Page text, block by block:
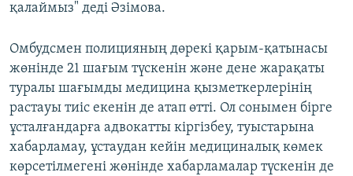
қалаймыз" деді Әзімова.
Омбудсмен полицияның дөрекі қарым-қатынасы
жөнінде 21 шағым түскенін және дене жарақаты
туралы шағымды медицина қызметкерлерінің
растауы тиіс екенін де атап өтті. Ол сонымен бірге
ұсталғандарға адвокатты кіргізбеу, туыстарына
хабарламау, ұстаудан кейін медициналық көмек
көрсетілмегені жөнінде хабарламалар түскенін де